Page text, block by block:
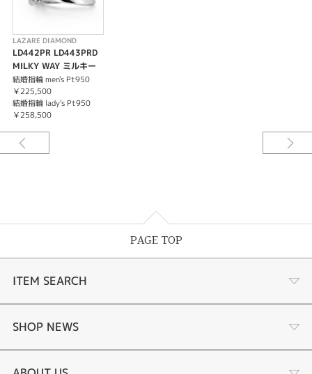
LAZARE DIAMOND
LD442PR LD443PRD
MILKY WAY ミルキー
ウェイ
結婚指輪 men's Pt950
￥225,500
結婚指輪 lady's Pt950
￥258,500
PAGE TOP
ITEM SEARCH
婚約指輪
結婚指輪
SHOP NEWS